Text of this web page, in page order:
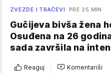
ZVEZDE I TRAČEVI PRE 25 MIN
Gučijeva bivša žena
Osuđena na 26
sada završila na
Reaguj Komentariši